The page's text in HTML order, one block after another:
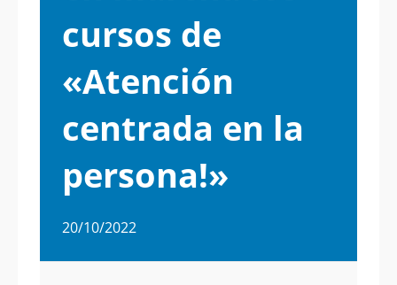
cursos de
«Atención
centrada en la
persona!»
20/10/2022